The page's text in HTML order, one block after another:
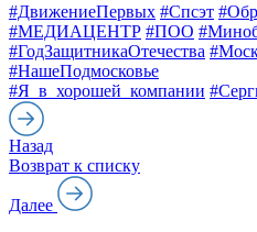
#ДвижениеПервых #Спсэт
#МЕДИАЦЕНТР #ПОО
#ГодЗащитникаОтечества
#НашеПодмосковье
#Я_в_хорошей_компании
Назад
Возврат к списку
Далее